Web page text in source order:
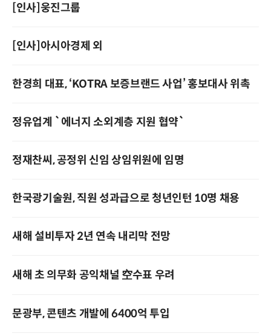
[인사]웅진그룹
[인사]아시아경제 외
한경희 대표, ‘KOTRA 보증브랜드 사업’ 홍보대사 위촉
정유업계 `에너지 소외계층 지원 협약`
정재찬씨, 공정위 신임 상임위원에 임명
한국광기술원, 직원 성과급으로 청년인턴 10명 채용
새해 설비투자 2년 연속 내리막 전망
새해 초 의무화 공익채널 空수표 우려
문광부, 콘텐츠 개발에 6400억 투입